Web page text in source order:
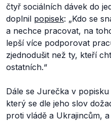
čtyř sociálních dávek do
doplnil popisek: „Kdo se
a nechce pracovat, na
lepší více podporovat
zjednodušit než ty, kteří
ostatních.“
Dále se Jurečka v popisku
který se dle jeho slov
proti vládě a Ukrajincům,